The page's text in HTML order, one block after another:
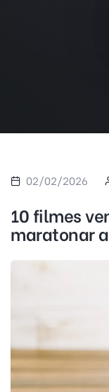
02/02/2026
10 filmes
maratonar